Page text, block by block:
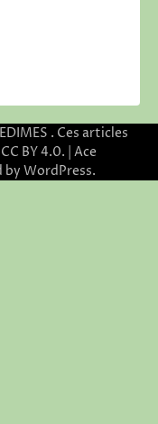
. Ces articles
BY 4.0. | Ace
by WordPress.